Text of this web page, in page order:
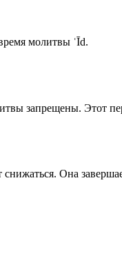
молитвы ʿĪd.
запрещены. Этот
Она